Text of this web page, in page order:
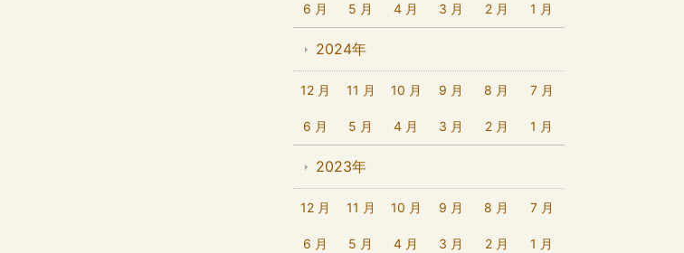
6 月 5 月 4 月 3 月 2 月 1 月
2024年
12 月 11 月 10 月 9 月 8 月 7 月
6 月 5 月 4 月 3 月 2 月 1 月
2023年
12 月 11 月 10 月 9 月 8 月 7 月
6 月 5 月 4 月 3 月 2 月 1 月